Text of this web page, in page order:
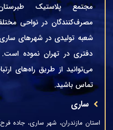
مجتمع پلاستیک
شعبه تولیدی در شهرهای
دفتری در تهران نموده
می‌توانید از طریق راه‌های
تماس باشید.
ساری
استان مازندران، شهر ساری، جاده